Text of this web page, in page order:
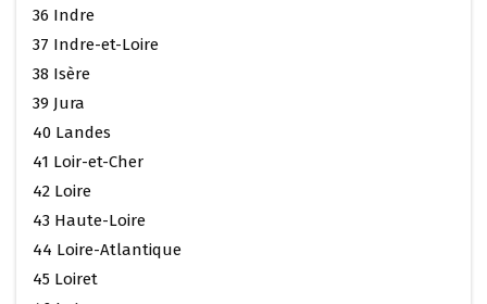
36 Indre
37 Indre-et-Loire
38 Isère
39 Jura
40 Landes
41 Loir-et-Cher
42 Loire
43 Haute-Loire
44 Loire-Atlantique
45 Loiret